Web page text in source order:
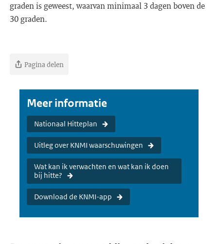
graden is geweest, waarvan minimaal 3 dagen boven de
30 graden.
Pagina delen
Meer informatie
Nationaal Hitteplan
Uitleg over KNMI waarschuwingen
Wat kan ik verwachten en wat kan ik doen
bij hitte?
Download de KNMI-app